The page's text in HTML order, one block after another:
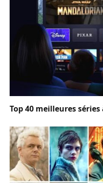
Top 40 meilleures